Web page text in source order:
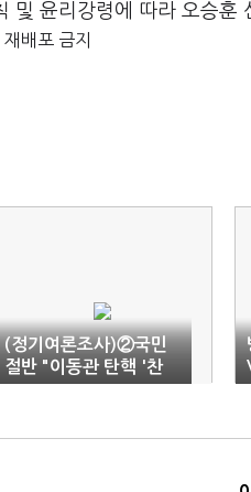
및 윤리강령에 따라 오승훈
배포 금지
(정기여론조사)②국민
절반 "이동관 탄핵 '찬
성''